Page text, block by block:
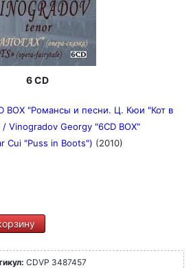
6 CD
BOX "Романсы и песни. Ц. Кюи "Кот в
/ Vinogradov Georgy "6CD BOX"
Cui "Puss in Boots") (2010)
CDVP 3487457